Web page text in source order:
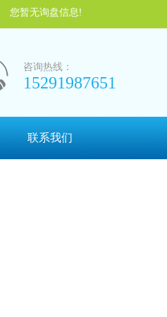
您暂无询盘信息!
咨询热线：
15291987651
联系我们